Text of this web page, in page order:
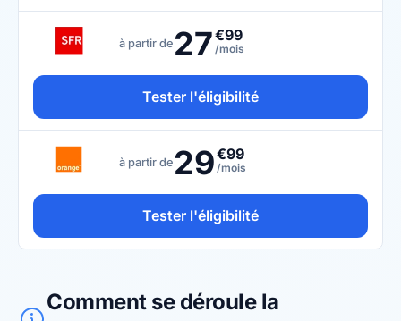
à partir de 27€99
/mois
Tester l'éligibilité
à partir de 29€99
/mois
Tester l'éligibilité
Comment se déroule la